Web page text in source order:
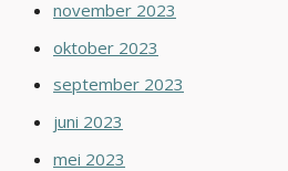
november 2023
oktober 2023
september 2023
juni 2023
mei 2023